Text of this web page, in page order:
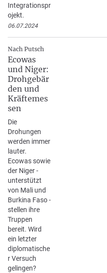
Integrationspr
ojekt.
06.07.2024
Nach Putsch
Ecowas
und Niger:
Drohgebär
den und
Kräftemes
sen
Die
Drohungen
werden immer
lauter.
Ecowas sowie
der Niger -
unterstützt
von Mali und
Burkina Faso -
stellen ihre
Truppen
bereit. Wird
ein letzter
diplomatische
r Versuch
gelingen?